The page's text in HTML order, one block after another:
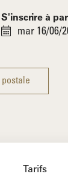
S'inscrire à
mar 16/06/
Tarifs